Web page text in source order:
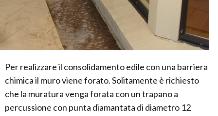
Per realizzare il consolidamento edile con una barriera
chimica il muro viene forato. Solitamente è richiesto
che la muratura venga forata con un trapano a
percussione con punta diamantata di diametro 12